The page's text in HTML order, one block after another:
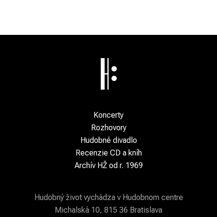
Koncerty
Rozhovory
Hudobné divadlo
Recenzie CD a kníh
Archív HŽ od r. 1969
Hudobný život vychádza v Hudobnom centre
Michalská 10, 815 36 Bratislava